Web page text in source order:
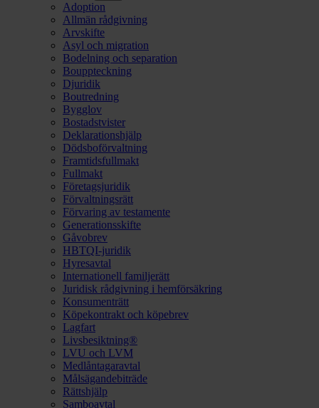
Adoption
Allmän rådgivning
Arvskifte
Asyl och migration
Bodelning och separation
Bouppteckning
Djuridik
Boutredning
Bygglov
Bostadstvister
Deklarationshjälp
Dödsboförvaltning
Framtidsfullmakt
Fullmakt
Företagsjuridik
Förvaltningsrätt
Förvaring av testamente
Generationsskifte
Gåvobrev
HBTQI-juridik
Hyresavtal
Internationell familjerätt
Juridisk rådgivning i hemförsäkring
Konsumenträtt
Köpekontrakt och köpebrev
Lagfart
Livsbesiktning®
LVU och LVM
Medlåntagaravtal
Målsägandebiträde
Rättshjälp
Samboavtal